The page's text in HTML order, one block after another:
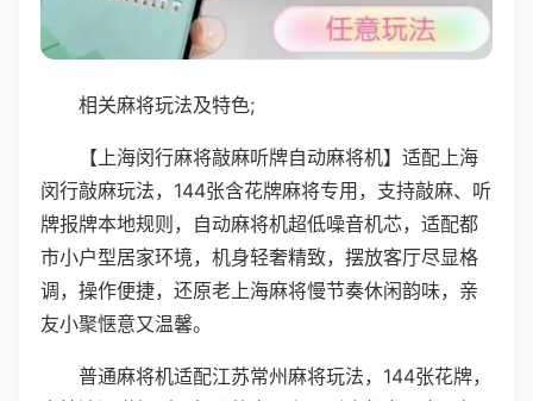
相关麻将玩法及特色;
【上海闵行麻将敲麻听牌自动麻将机】适配上海
闵行敲麻玩法，144张含花牌麻将专用，支持敲麻、听
牌报牌本地规则，自动麻将机超低噪音机芯，适配都
市小户型居家环境，机身轻奢精致，摆放客厅尽显格
调，操作便捷，还原老上海麻将慢节奏休闲韵味，亲
友小聚惬意又温馨。
普通麻将机适配江苏常州麻将玩法，144张花牌，